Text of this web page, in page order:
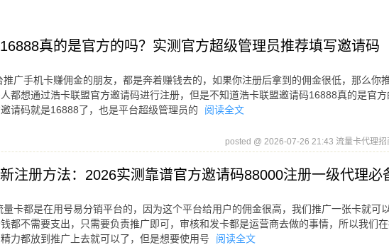
真的是官方的吗？实测官方超级管理员推荐填写邀请码
广手机卡赚佣金的朋友，都是奔着赚钱去的，如果你注册后拿到的佣金很低，那么你
都想通过浩卡联盟官方邀请码进行注册，但是不知道浩卡联盟邀请码16888真的是官
请码就是16888了，也是平台超级管理员的
阅读全文
posted @ 2026-07-26 21:43 流量卡代理招
注册方法：2026实测靠谱官方邀请码88000注册一级代理必
卡都是在用号易分销平台的，因为这个平台给用户的佣金很高，我们推广一张卡就可
都不需要支出，只需要负责推广即可，审核和发卡都是运营商去做的事情，所以我们
力都放到推广上去就可以了，但是想要使用号
阅读全文